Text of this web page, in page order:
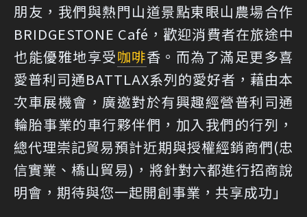
朋友，我們與熱門山道景點東眼山農場合作
BRIDGESTONE Café，歡迎消費者在旅途中
也能優雅地享受咖啡香。而為了滿足更多喜
愛普利司通BATTLAX系列的愛好者，藉由本
次車展機會，廣邀對於有興趣經營普利司通
輪胎事業的車行夥伴們，加入我們的行列，
總代理崇記貿易預計近期與授權經銷商們(忠
信實業、橋山貿易)，將針對六都進行招商說
明會，期待與您一起開創事業，共享成功」